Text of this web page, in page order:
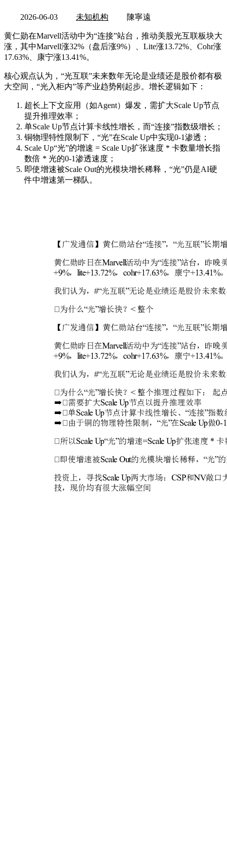
2026-06-03 未知机构 陳寧遠
黄仁勋在Marvell活动中为“连接”站台，推动美股光互联板块大
涨，其中Marvell涨32%（盘后涨9%）、Lite涨13.72%、Cohr涨
17.63%、康宁涨13.41%。
核心观点认为，“光互联”未来数年无论是业绩还是股价都有极
大空间，“光入柜内”等产业趋势刚起步。增长逻辑如下：
超长上下文应用（如Agent）爆发，需扩大Scale Up节点
提升推理效率；
单Scale Up节点计算卡线性增长，而“连接”指数级增长；
铜物理特性限制下，“光”在Scale Up中实现0-1渗透；
Scale Up“光”的增速 = Scale Up扩张速度 * 卡数量增长指
数倍 * 光的0-1渗透速度；
即使增速被Scale Out的光模块增长稀释，“光”仍是AI硬
件中增速第一梯队。